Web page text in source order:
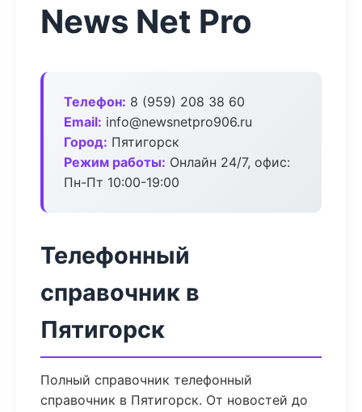
News Net Pro
Телефон: 8 (959) 208 38 60
Email: info@newsnetpro906.ru
Город: Пятигорск
Режим работы: Онлайн 24/7, офис:
Пн-Пт 10:00-19:00
Телефонный
справочник в
Пятигорск
Полный справочник телефонный
справочник в Пятигорск. От новостей до